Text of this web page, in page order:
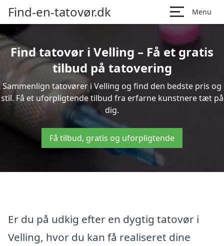
Find-en-tatovør.dk Menu
Find tatovør i Velling – Få et gratis
tilbud på tatovering
Sammenlign tatovører i Velling og find den bedste pris og
stil. Få et uforpligtende tilbud fra erfarne kunstnere tæt på
dig.
Få tilbud, gratis og uforpligtende
Er du på udkig efter en dygtig tatovør i
Velling, hvor du kan få realiseret dine